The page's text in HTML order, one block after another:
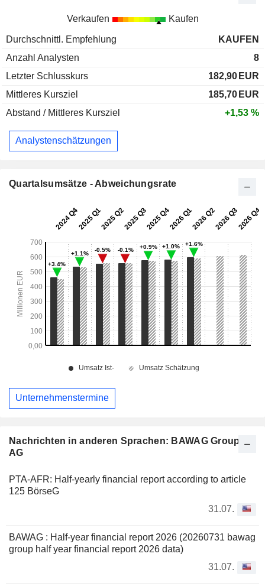
Nachrichten in anderen Sprachen: BAWAG Group
AG
PTA-AFR: Half-yearly financial report according to article
125 BörseG
31.07.
BAWAG : Half-year financial report 2026 (20260731 bawag
group half year financial report 2026 data)
31.07.
Verkaufen Kaufen
Durchschnittl. Empfehlung
KAUFEN
Anzahl Analysten
8
Letzter Schlusskurs
182,90 EUR
Mittleres Kursziel
185,70 EUR
Abstand / Mittleres Kursziel
+1,53 %
Analystenschätzungen
Quartalsumsätze - Abweichungsrate
Unternehmenstermine